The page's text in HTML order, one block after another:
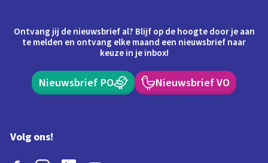
Ontvang jij de nieuwsbrief al? Blijf op de hoogte door je aan
te melden en ontvang elke maand een nieuwsbrief naar
keuze in je inbox!
Nieuwsbrief PO Nieuwsbrief VO
Volg ons!